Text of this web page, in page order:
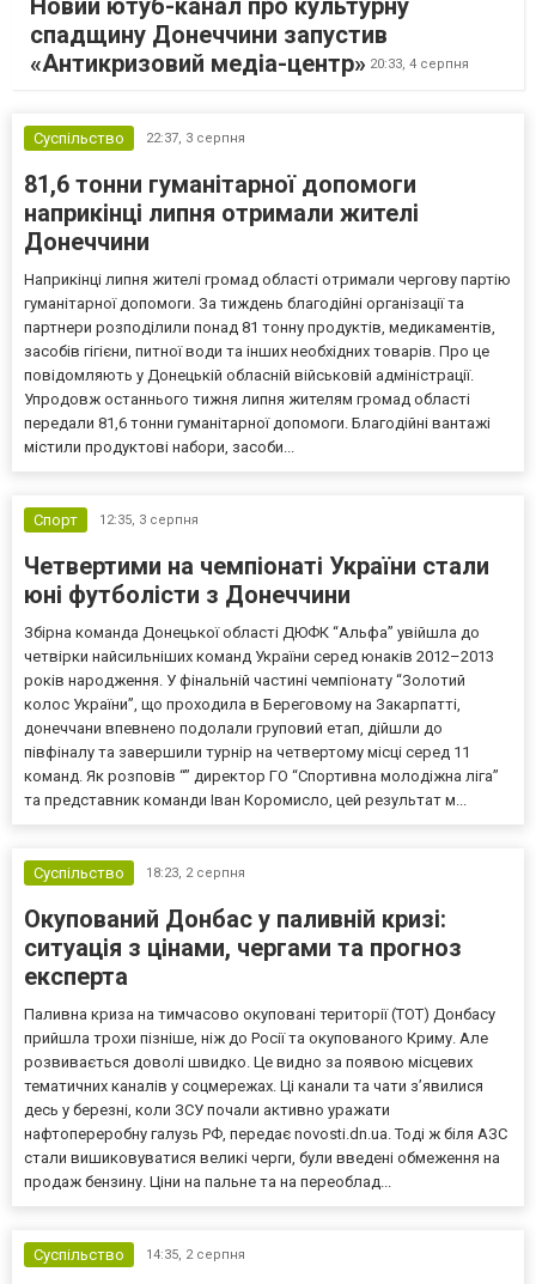
Новий ютуб-канал про культурну
спадщину Донеччини запустив
«Антикризовий медіа-центр» 20:33, 4 серпня
Суспільство 22:37, 3 серпня
81,6 тонни гуманітарної допомоги
наприкінці липня отримали жителі
Донеччини
Наприкінці липня жителі громад області отримали чергову партію
гуманітарної допомоги. За тиждень благодійні організації та
партнери розподілили понад 81 тонну продуктів, медикаментів,
засобів гігієни, питної води та інших необхідних товарів. Про це
повідомляють у Донецькій обласній військовій адміністрації.
Упродовж останнього тижня липня жителям громад області
передали 81,6 тонни гуманітарної допомоги. Благодійні вантажі
містили продуктові набори, засоби...
Спорт 12:35, 3 серпня
Четвертими на чемпіонаті України стали
юні футболісти з Донеччини
Збірна команда Донецької області ДЮФК “Альфа” увійшла до
четвірки найсильніших команд України серед юнаків 2012–2013
років народження. У фінальній частині чемпіонату “Золотий
колос України”, що проходила в Береговому на Закарпатті,
донеччани впевнено подолали груповий етап, дійшли до
півфіналу та завершили турнір на четвертому місці серед 11
команд. Як розповів “” директор ГО “Спортивна молодіжна ліга”
та представник команди Іван Коромисло, цей результат м...
Суспільство 18:23, 2 серпня
Окупований Донбас у паливній кризі:
ситуація з цінами, чергами та прогноз
експерта
Паливна криза на тимчасово окуповані території (ТОТ) Донбасу
прийшла трохи пізніше, ніж до Росії та окупованого Криму. Але
розвивається доволі швидко. Це видно за появою місцевих
тематичних каналів у соцмережах. Ці канали та чати з’явилися
десь у березні, коли ЗСУ почали активно уражати
нафтопереробну галузь РФ, передає novosti.dn.ua. Тоді ж біля АЗС
стали вишиковуватися великі черги, були введені обмеження на
продаж бензину. Ціни на пальне та на переоблад...
Суспільство 14:35, 2 серпня